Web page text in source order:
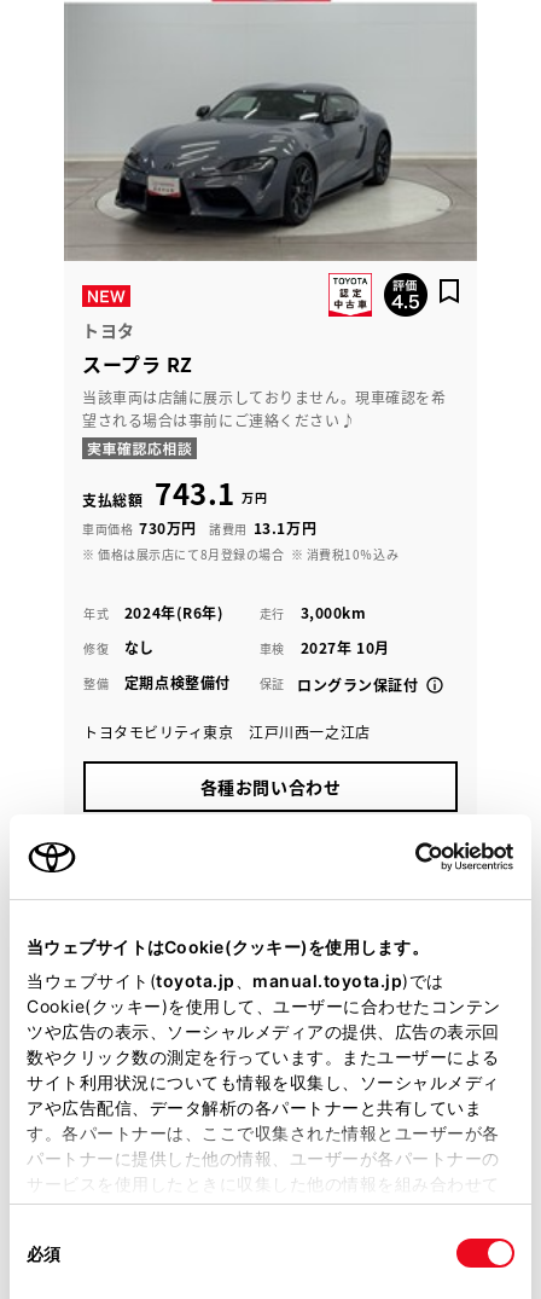
当ウェブサイトはCookie(クッキー)を使用します。
当ウェブサイト(toyota.jp manual.toyota.jp)では
Cookie(クッキー)を使用して、ユーザーに合わせたコンテン
ツや広告の表示、ソーシャルメディアの提供、広告の表示回
数やクリック数の測定を行っています。またユーザーによる
サイト利用状況についても情報を収集し、ソーシャルメディ
アや広告配信、データ解析の各パートナーと共有していま
す。各パートナーは、ここで収集された情報とユーザーが各
パートナーに提供した他の情報、ユーザーが各パートナーの
サービスを使用したときに収集した他の情報を組み合わせて
使用することがあります。当ウェブサイトの使用を続行する
必須
トヨタ
スープラ RZ
当該車両は店舗に展示しておりません。現車確認を希
望される場合は事前にご連絡ください♪
支払総額 743.1 万円
車両価格 730万円 諸費用 13.1万円
※ 価格は展示店にて8月登録の場合 ※ 消費税10％込み
年式 2024年(R6年) 走行 3,000km
修復 なし 車検 2027年 10月
整備 定期点検整備付 保証 ロングラン保証付
トヨタモビリティ東京 江戸川西一之江店
各種お問い合わせ